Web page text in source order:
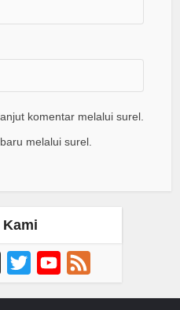
komentar melalui surel.
melalui surel.
TikTok Twitter YouTube
Channel